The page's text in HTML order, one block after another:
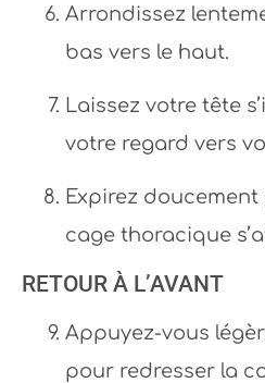
Arrondissez
bas vers le haut.
Laissez votre tête
votre regard vers
Expirez
cage thoracique
RETOUR À L’AVANT
Appuyez-vous
pour redresser la